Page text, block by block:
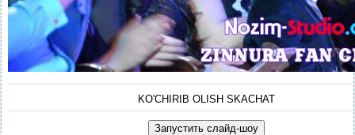
KO'CHIRIB OLISH SKACHAT